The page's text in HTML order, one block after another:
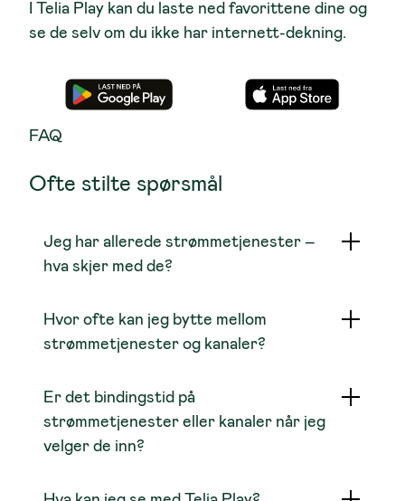
1 poeng 2 poeng
2 poeng
I Telia Play kan du laste ned favorittene dine og
se de selv om du ikke har internett-dekning.
FAQ
Ofte stilte spørsmål
Jeg har allerede strømmetjenester –
hva skjer med de?
Hvor ofte kan jeg bytte mellom
strømmetjenester og kanaler?
Er det bindingstid på
strømmetjenester eller kanaler når jeg
velger de inn?